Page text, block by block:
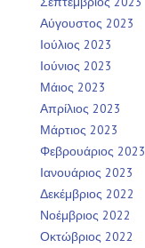
Αύγουστος 2023
Ιούλιος 2023
Ιούνιος 2023
Μάιος 2023
Απρίλιος 2023
Μάρτιος 2023
Φεβρουάριος 2023
Ιανουάριος 2023
Δεκέμβριος 2022
Νοέμβριος 2022
Οκτώβριος 2022